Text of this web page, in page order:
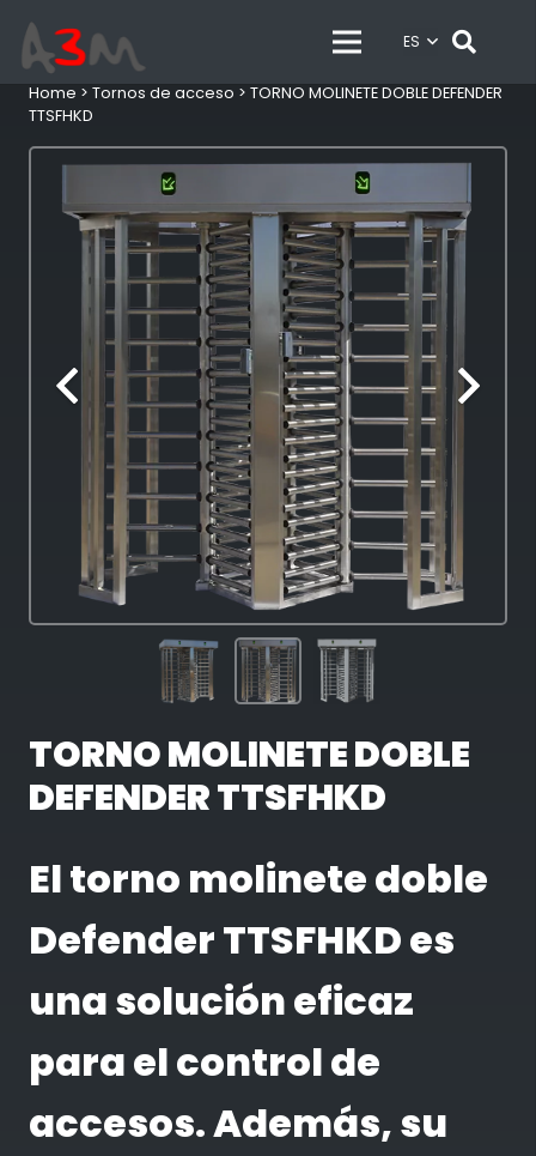
ES
Home > Tornos de acceso > TORNO MOLINETE DOBLE DEFENDER
TTSFHKD
TORNO MOLINETE DOBLE
DEFENDER TTSFHKD
El torno molinete doble
Defender TTSFHKD es
una solución eficaz
para el control de
accesos. Además, su